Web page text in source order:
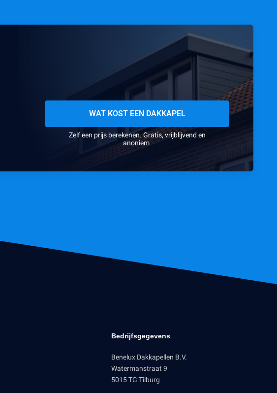
WAT KOST EEN DAKKAPEL
Zelf een prijs berekenen. Gratis, vrijblijvend en
anoniem
Bedrijfsgegevens
Benelux Dakkapellen B.V.
Watermanstraat 9
5015 TG Tilburg